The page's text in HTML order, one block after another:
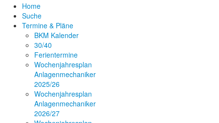
Home
Suche
Termine & Pläne
BKM Kalender
30/40
Ferientermine
Wochenjahresplan
Anlagenmechaniker
2025/26
Wochenjahresplan
Anlagenmechaniker
2026/27